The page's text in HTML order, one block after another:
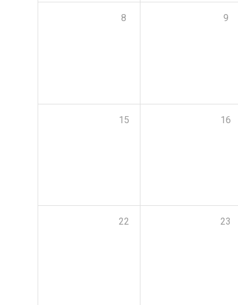
8 9
15 16
22 23